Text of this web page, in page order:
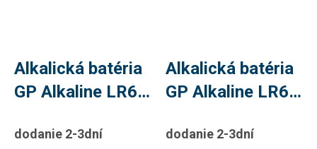
Alkalická batéria
GP Alkaline LR6
dodanie 2-3dní
Alkalická batéria
GP Alkaline LR6
dodanie 2-3dní